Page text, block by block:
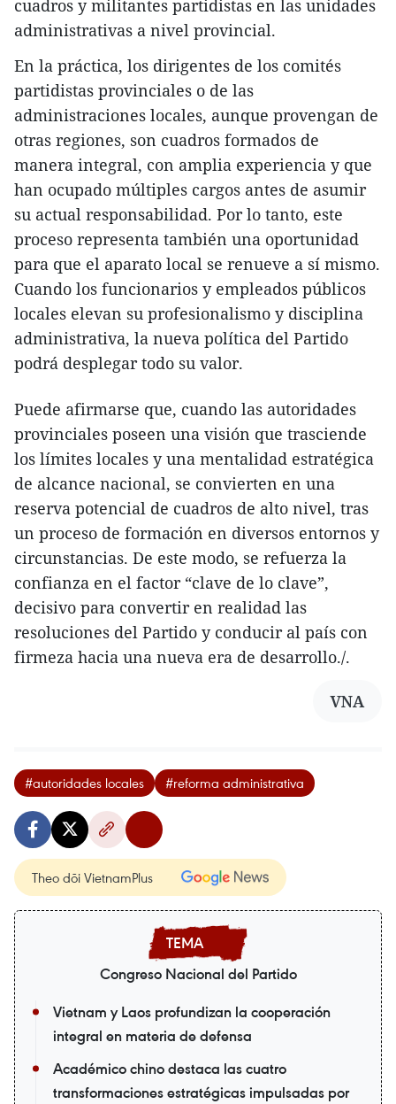
cuadros y militantes partidistas en las unidades
administrativas a nivel provincial.
En la práctica, los dirigentes de los comités
partidistas provinciales o de las
administraciones locales, aunque provengan de
otras regiones, son cuadros formados de
manera integral, con amplia experiencia y que
han ocupado múltiples cargos antes de asumir
su actual responsabilidad. Por lo tanto, este
proceso representa también una oportunidad
para que el aparato local se renueve a sí mismo.
Cuando los funcionarios y empleados públicos
locales elevan su profesionalismo y disciplina
administrativa, la nueva política del Partido
podrá desplegar todo su valor.
Puede afirmarse que, cuando las autoridades
provinciales poseen una visión que trasciende
los límites locales y una mentalidad estratégica
de alcance nacional, se convierten en una
reserva potencial de cuadros de alto nivel, tras
un proceso de formación en diversos entornos y
circunstancias. De este modo, se refuerza la
confianza en el factor “clave de lo clave”,
decisivo para convertir en realidad las
resoluciones del Partido y conducir al país con
firmeza hacia una nueva era de desarrollo./.
VNA
#autoridades locales #reforma administrativa
Theo dõi VietnamPlus
Congreso Nacional del Partido
Vietnam y Laos profundizan la cooperación
integral en materia de defensa
Académico chino destaca las cuatro
transformaciones estratégicas impulsadas por